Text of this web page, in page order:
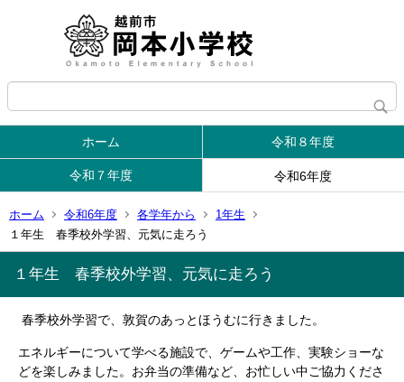
ホーム 令和８年度
令和７年度 令和6年度
ホーム 令和6年度 各学年から
1年生
１年生 春季校外学習、元気に走ろう
１年生 春季校外学習、元気に走ろう
春季校外学習で、敦賀のあっとほうむに行きました。
エネルギーについて学べる施設で、ゲームや工作、実験ショーな
どを楽しみました。お弁当の準備など、お忙しい中ご協力くださ